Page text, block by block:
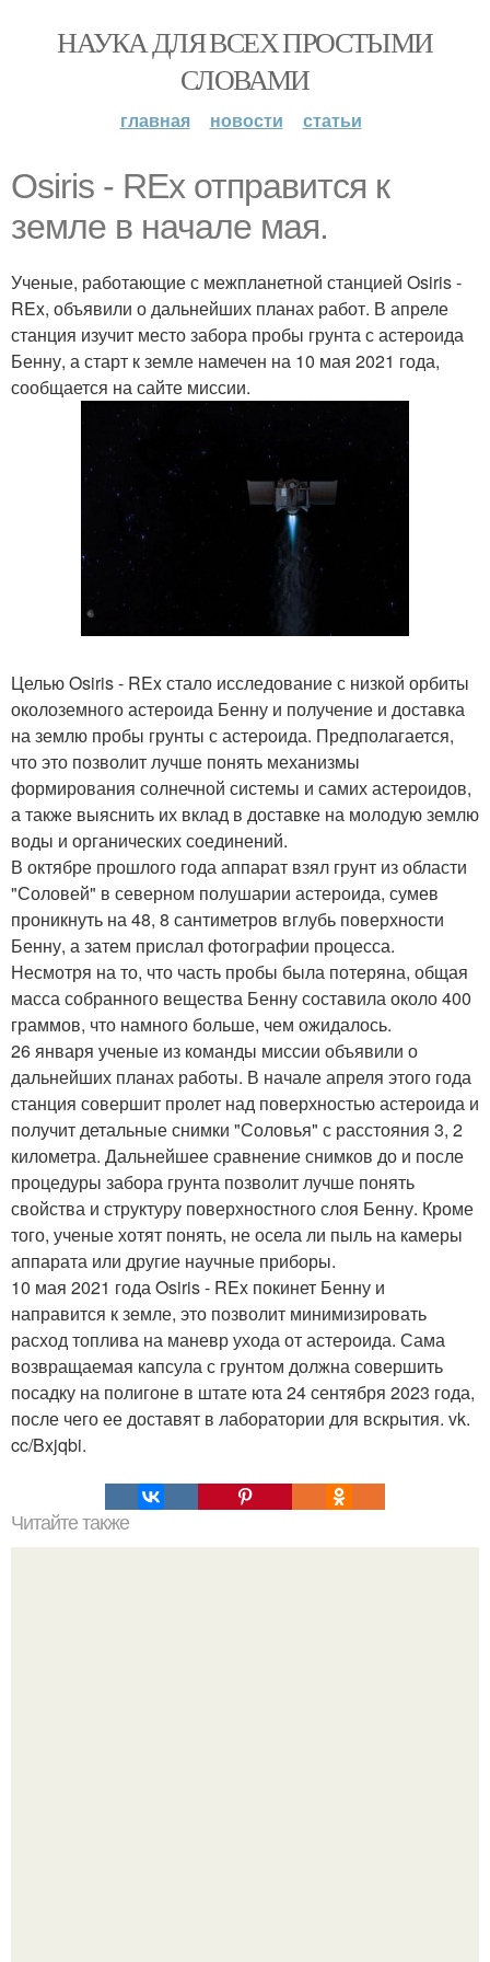
НАУКА ДЛЯ ВСЕХ ПРОСТЫМИ
СЛОВАМИ
главная новости статьи
Osiris - REx отправится к
земле в начале мая.
Ученые, работающие с межпланетной станцией Osiris -
REx, объявили о дальнейших планах работ. В апреле
станция изучит место забора пробы грунта с астероида
Бенну, а старт к земле намечен на 10 мая 2021 года,
сообщается на сайте миссии.
Целью Osiris - REx стало исследование с низкой орбиты
околоземного астероида Бенну и получение и доставка
на землю пробы грунты с астероида. Предполагается,
что это позволит лучше понять механизмы
формирования солнечной системы и самих астероидов,
а также выяснить их вклад в доставке на молодую землю
воды и органических соединений.
В октябре прошлого года аппарат взял грунт из области
"Соловей" в северном полушарии астероида, сумев
проникнуть на 48, 8 сантиметров вглубь поверхности
Бенну, а затем прислал фотографии процесса.
Несмотря на то, что часть пробы была потеряна, общая
масса собранного вещества Бенну составила около 400
граммов, что намного больше, чем ожидалось.
26 января ученые из команды миссии объявили о
дальнейших планах работы. В начале апреля этого года
станция совершит пролет над поверхностью астероида и
получит детальные снимки "Соловья" с расстояния 3, 2
километра. Дальнейшее сравнение снимков до и после
процедуры забора грунта позволит лучше понять
свойства и структуру поверхностного слоя Бенну. Кроме
того, ученые хотят понять, не осела ли пыль на камеры
аппарата или другие научные приборы.
10 мая 2021 года Osiris - REx покинет Бенну и
направится к земле, это позволит минимизировать
расход топлива на маневр ухода от астероида. Сама
возвращаемая капсула с грунтом должна совершить
посадку на полигоне в штате юта 24 сентября 2023 года,
после чего ее доставят в лаборатории для вскрытия. vk.
cc/Bxjqbi.
Читайте также